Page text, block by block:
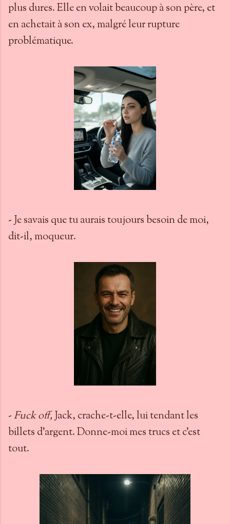
plus dures. Elle en volait beaucoup à son père, et
en achetait à son ex, malgré leur rupture
problématique.
- Je savais que tu aurais toujours besoin de moi,
dit-il, moqueur.
-Fuck off,Jack, crache-t-elle, lui tendant les
billets d’argent. Donne-moi mes trucs et c’est
tout.